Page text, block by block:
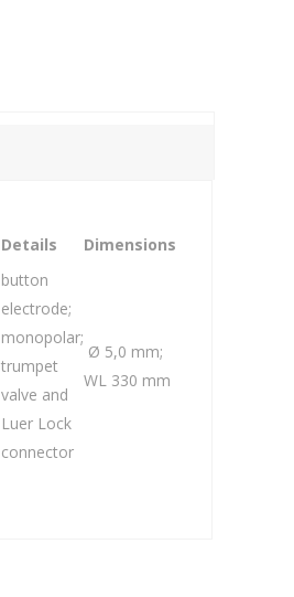
Details Dimensions
button
electrode;
monopolar;
trumpet
valve and
Luer Lock
connector
Ø 5,0 mm;
WL 330 mm